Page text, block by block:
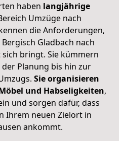
haben langjährige
Umzüge nach
die Anforderungen,
Gladbach nach
bringt. Sie kümmern
Planung bis hin zur
Sie organisieren
und Habseligkeiten,
und sorgen dafür, dass
Ihrem neuen Zielort in
ankommt.